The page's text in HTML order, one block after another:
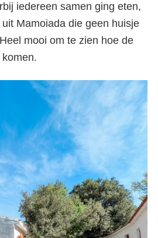
iedereen samen ging eten,
Mamoiada die geen huisje
mooi om te zien hoe de